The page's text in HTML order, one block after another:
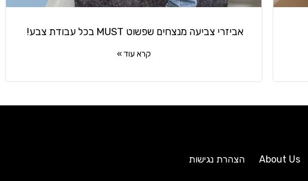
אביזרי צביעה מנצחים שפשוט MUST בכל עבודת צבע!
קרא עוד »
About Us הצהרת נגישות